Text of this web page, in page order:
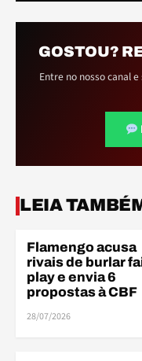
GOSTOU?
Entre no nosso canal
LEIA
FINANÇAS
Flamengo acusa
rivais de burlar
play e envia 6
propostas à CBF
28/07/2026